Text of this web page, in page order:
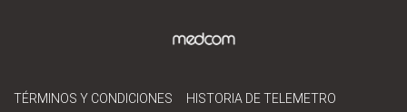
TÉRMINOS Y CONDICIONES
HISTORIA DE TELEMETRO